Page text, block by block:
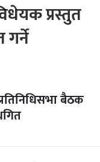
प्रस्तुत
बैठक